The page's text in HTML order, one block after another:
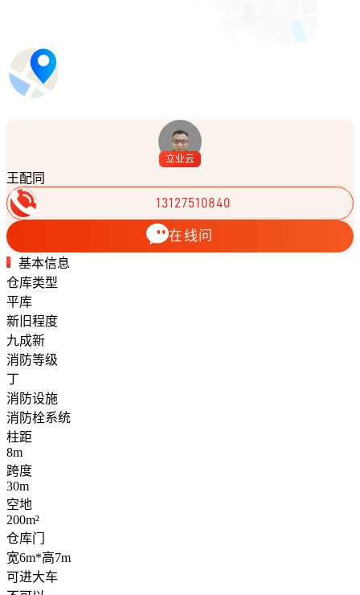
立业云
王配同
13127510840
在线问
基本信息
仓库类型
平库
新旧程度
九成新
消防等级
丁
消防设施
消防栓系统
柱距
8m
跨度
30m
空地
200m²
仓库门
宽6m*高7m
可进大车